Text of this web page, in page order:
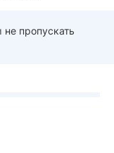
не пропускать